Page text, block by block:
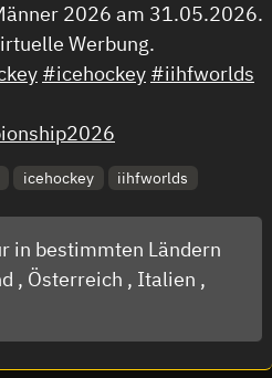
2026 am 31.05.2026.
Werbung.
#icehockey #iihfworlds
icehockey iihfworlds
in bestimmten Ländern
, Österreich , Italien ,